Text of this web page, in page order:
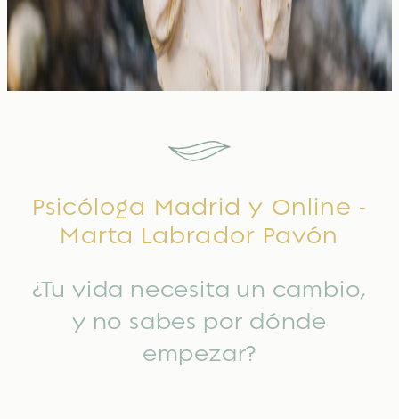
Psicóloga Madrid y Online -
Marta Labrador Pavón
¿Tu vida necesita un cambio,
y no sabes por dónde
empezar?